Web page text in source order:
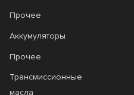
Прочее
Аккумуляторы
Прочее
Трансмиссионные
масла